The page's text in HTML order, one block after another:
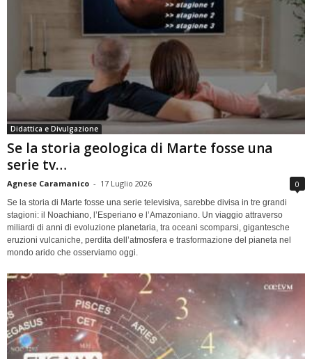
Didattica e Divulgazione
Se la storia geologica di Marte fosse una
serie tv…
Agnese Caramanico - 17 Luglio 2026 0
Se la storia di Marte fosse una serie televisiva, sarebbe divisa in tre grandi
stagioni: il Noachiano, l’Esperiano e l’Amazoniano. Un viaggio attraverso
miliardi di anni di evoluzione planetaria, tra oceani scomparsi, gigantesche
eruzioni vulcaniche, perdita dell’atmosfera e trasformazione del pianeta nel
mondo arido che osserviamo oggi.